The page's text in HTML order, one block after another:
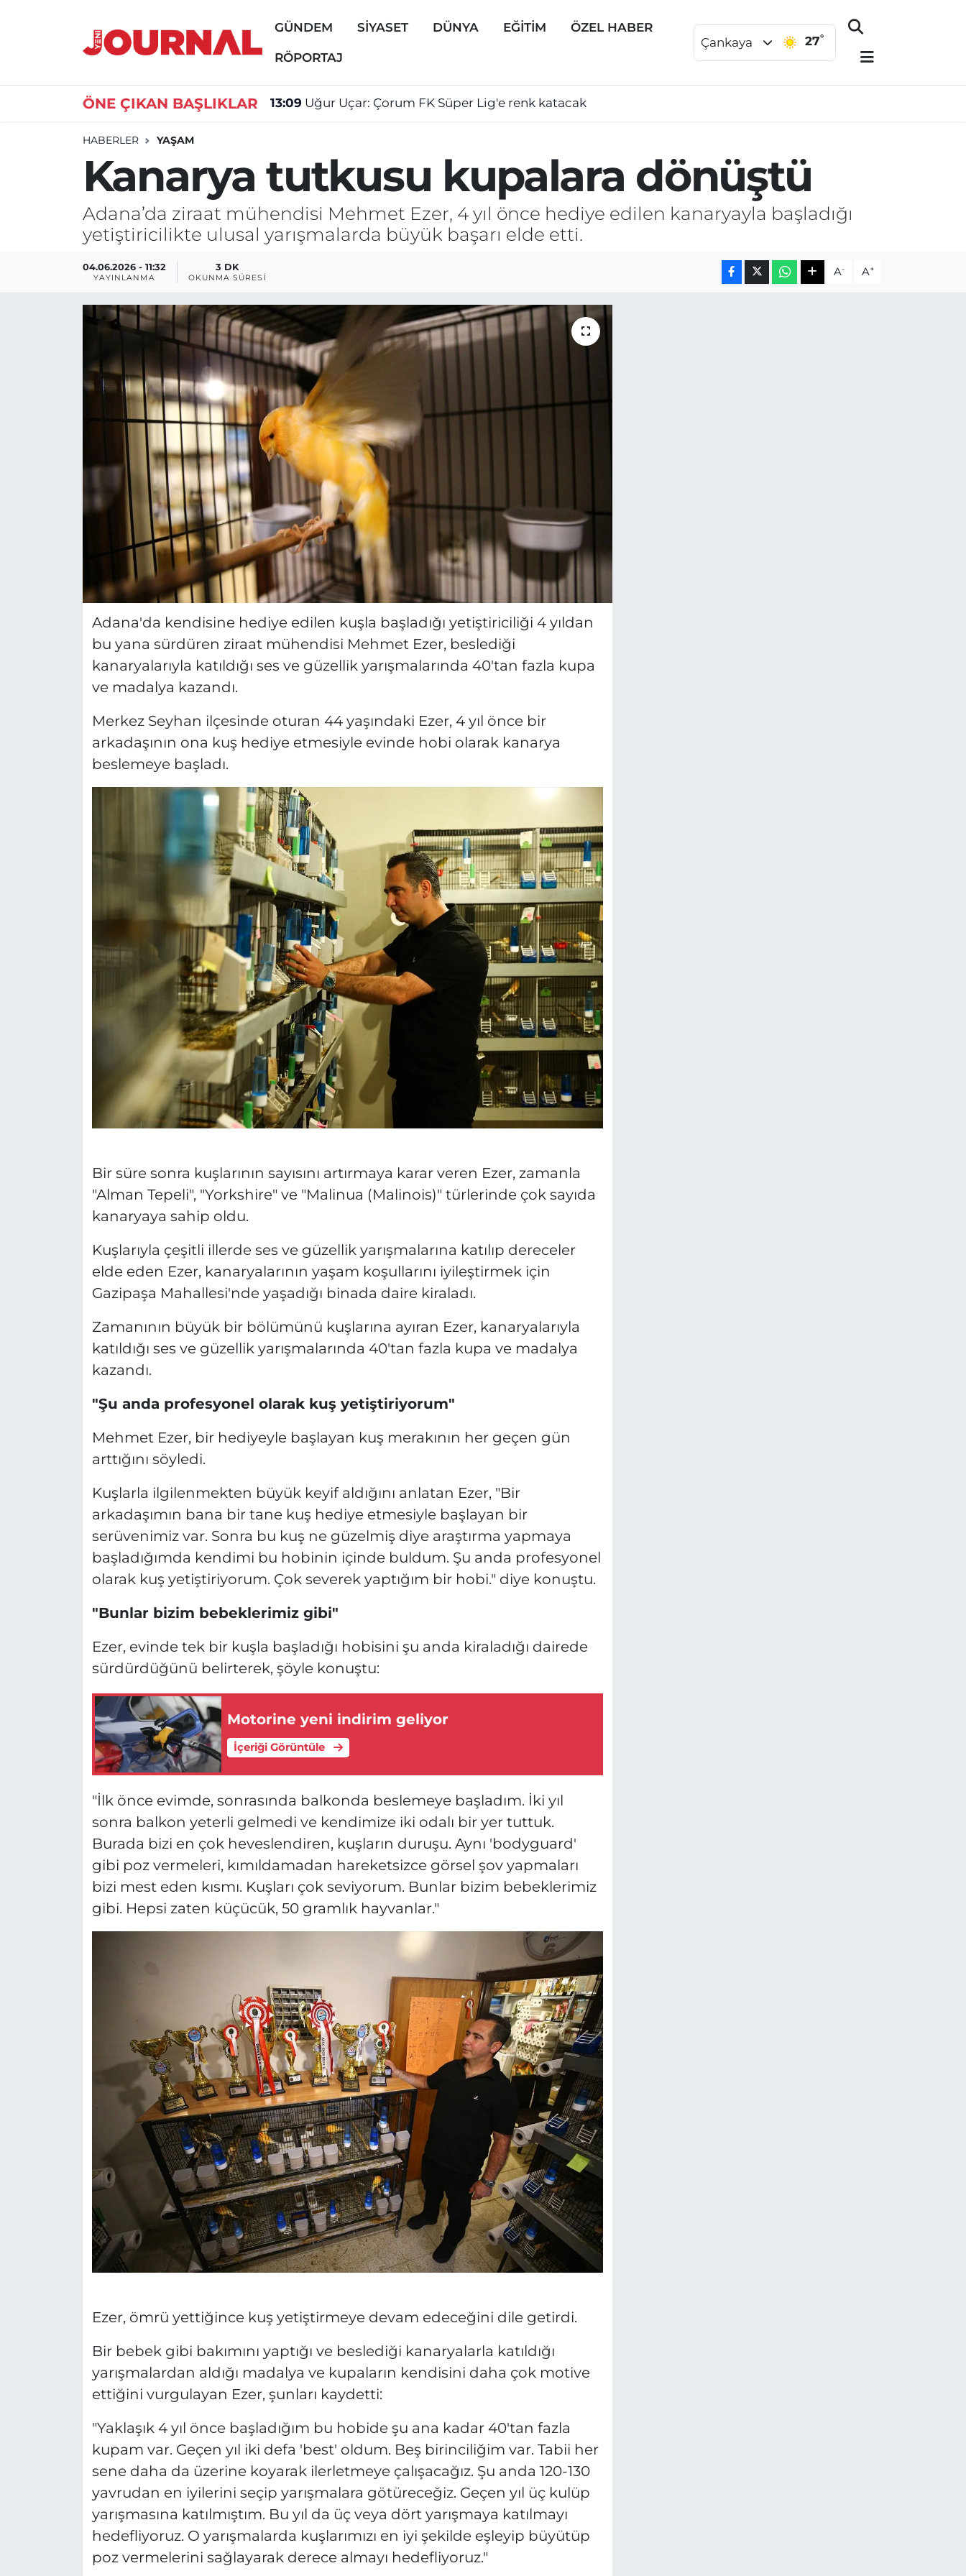
GÜNDEM SİYASET DÜNYA EĞİTİM ÖZEL HABER
RÖPORTAJ
Çankaya 27°
ÖNE ÇIKAN BAŞLIKLAR 13:09 Uğur Uçar: Çorum FK Süper Lig'e renk katacak
HABERLER YAŞAM
Kanarya tutkusu kupalara dönüştü
Adana’da ziraat mühendisi Mehmet Ezer, 4 yıl önce hediye edilen kanaryayla başladığı
yetiştiricilikte ulusal yarışmalarda büyük başarı elde etti.
04.06.2026 - 11:32
YAYINLANMA
3 DK
OKUNMA SÜRESI A- A+
Adana'da kendisine hediye edilen kuşla başladığı yetiştiriciliği 4 yıldan
bu yana sürdüren ziraat mühendisi Mehmet Ezer, beslediği
kanaryalarıyla katıldığı ses ve güzellik yarışmalarında 40'tan fazla kupa
ve madalya kazandı.
Merkez Seyhan ilçesinde oturan 44 yaşındaki Ezer, 4 yıl önce bir
arkadaşının ona kuş hediye etmesiyle evinde hobi olarak kanarya
beslemeye başladı.
Bir süre sonra kuşlarının sayısını artırmaya karar veren Ezer, zamanla
"Alman Tepeli", "Yorkshire" ve "Malinua (Malinois)" türlerinde çok sayıda
kanaryaya sahip oldu.
Kuşlarıyla çeşitli illerde ses ve güzellik yarışmalarına katılıp dereceler
elde eden Ezer, kanaryalarının yaşam koşullarını iyileştirmek için
Gazipaşa Mahallesi'nde yaşadığı binada daire kiraladı.
Zamanının büyük bir bölümünü kuşlarına ayıran Ezer, kanaryalarıyla
katıldığı ses ve güzellik yarışmalarında 40'tan fazla kupa ve madalya
kazandı.
"Şu anda profesyonel olarak kuş yetiştiriyorum"
Mehmet Ezer, bir hediyeyle başlayan kuş merakının her geçen gün
arttığını söyledi.
Kuşlarla ilgilenmekten büyük keyif aldığını anlatan Ezer, "Bir
arkadaşımın bana bir tane kuş hediye etmesiyle başlayan bir
serüvenimiz var. Sonra bu kuş ne güzelmiş diye araştırma yapmaya
başladığımda kendimi bu hobinin içinde buldum. Şu anda profesyonel
olarak kuş yetiştiriyorum. Çok severek yaptığım bir hobi." diye konuştu.
"Bunlar bizim bebeklerimiz gibi"
Ezer, evinde tek bir kuşla başladığı hobisini şu anda kiraladığı dairede
sürdürdüğünü belirterek, şöyle konuştu:
Motorine yeni indirim geliyor
İçeriği Görüntüle
"İlk önce evimde, sonrasında balkonda beslemeye başladım. İki yıl
sonra balkon yeterli gelmedi ve kendimize iki odalı bir yer tuttuk.
Burada bizi en çok heveslendiren, kuşların duruşu. Aynı 'bodyguard'
gibi poz vermeleri, kımıldamadan hareketsizce görsel şov yapmaları
bizi mest eden kısmı. Kuşları çok seviyorum. Bunlar bizim bebeklerimiz
gibi. Hepsi zaten küçücük, 50 gramlık hayvanlar."
Ezer, ömrü yettiğince kuş yetiştirmeye devam edeceğini dile getirdi.
Bir bebek gibi bakımını yaptığı ve beslediği kanaryalarla katıldığı
yarışmalardan aldığı madalya ve kupaların kendisini daha çok motive
ettiğini vurgulayan Ezer, şunları kaydetti:
"Yaklaşık 4 yıl önce başladığım bu hobide şu ana kadar 40'tan fazla
kupam var. Geçen yıl iki defa 'best' oldum. Beş birinciliğim var. Tabii her
sene daha da üzerine koyarak ilerletmeye çalışacağız. Şu anda 120-130
yavrudan en iyilerini seçip yarışmalara götüreceğiz. Geçen yıl üç kulüp
yarışmasına katılmıştım. Bu yıl da üç veya dört yarışmaya katılmayı
hedefliyoruz. O yarışmalarda kuşlarımızı en iyi şekilde eşleyip büyütüp
poz vermelerini sağlayarak derece almayı hedefliyoruz."
GÜNDEM
DÜNYA
ÖZEL HABER
Nöbetçi Eczaneler
Süper Lig Puan Durumu ve Fikstür
Son Dakika Haberleri
Haber Arşivi